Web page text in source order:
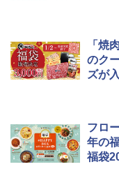
「焼
のク
ズが
フロ
年の
福袋